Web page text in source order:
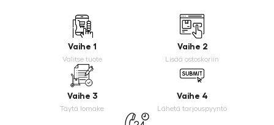
Vaihe 1
Valitse tuote
Vaihe 2
Lisää ostoskoriin
Vaihe 3
Täytä lomake
Vaihe 4
Lähetä tarjouspyyntö